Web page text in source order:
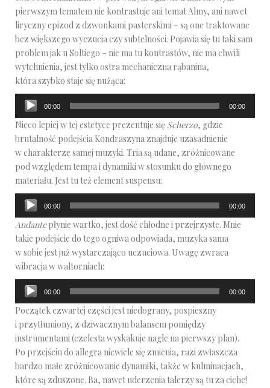
pierwszym tematem nie kontrastuje ani temat Almy, ani nawet
liryczny epizod z dzwonkami pasterskimi – są one traktowane
bez większego wyczucia czy subtelności. Pojawia się tu taki sam
problem jak u Soltiego – nie ma tu kontrastów, nie ma chwili
wytchnienia, jest tylko ostra mechaniczna rąbanina,
która szybko staje się nużąca:
Odtwarzacz
plików
dźwiękowych
00:00 00:00
Nieco lepiej w tej estetyce prezentuje się Scherzo, gdzie
brutalność podejścia Kondraszyna znajduje uzasadnienie
w charakterze samej muzyki. Tria są udane, zróżnicowane
pod względem tempa i dynamiki w stosunku do głównego
materiału. Jest tu też element suspensu:
Odtwarzacz
plików
dźwiękowych
00:00 00:00
Andantepłynie wartko, jest dość chłodne i przejrzyste. Mnie
takie podejście do tego ogniwa odpowiada, muzyka sama
w sobie jest już wystarczająco uczuciowa. Uwagę zwraca
wibracja w waltorniach:
Odtwarzacz
plików
dźwiękowych
00:00 00:00
Początek czwartej części jest niedograny, pospieszny
i przytłumiony, z dziwacznym balansem pomiędzy
instrumentami (czelesta wyskakuje nagle na pierwszy plan).
Po przejściu do allegra niewiele się zmienia, razi zwłaszcza
bardzo małe zróżnicowanie dynamiki, także w kulminacjach,
które są zduszone. Ba, nawet uderzenia talerzy są tu za ciche!